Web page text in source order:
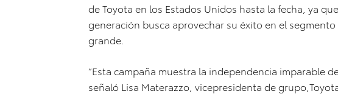
de Toyota en los Estados Unidos hasta la fecha, ya
generación busca aprovechar su éxito en el
grande.
“Esta campaña muestra la independencia imparable
señaló Lisa Materazzo, vicepresidenta de